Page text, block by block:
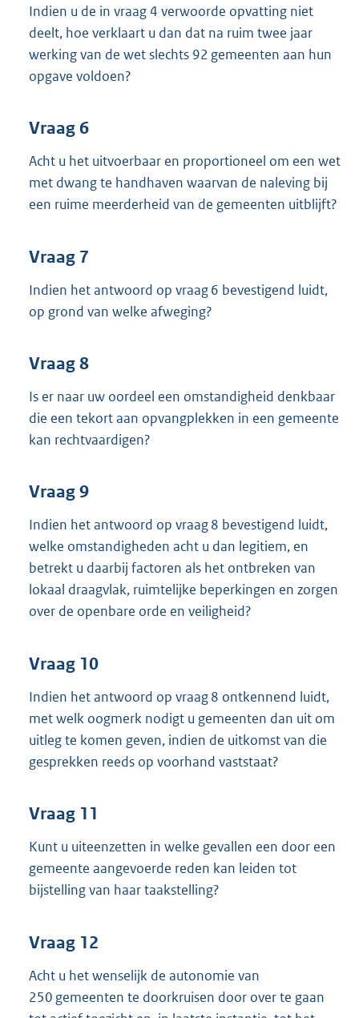
Indien u de in vraag 4 verwoorde opvatting niet
deelt, hoe verklaart u dan dat na ruim twee jaar
werking van de wet slechts 92 gemeenten aan hun
opgave voldoen?
Vraag 6
Acht u het uitvoerbaar en proportioneel om een wet
met dwang te handhaven waarvan de naleving bij
een ruime meerderheid van de gemeenten uitblijft?
Vraag 7
Indien het antwoord op vraag 6 bevestigend luidt,
op grond van welke afweging?
Vraag 8
Is er naar uw oordeel een omstandigheid denkbaar
die een tekort aan opvangplekken in een gemeente
kan rechtvaardigen?
Vraag 9
Indien het antwoord op vraag 8 bevestigend luidt,
welke omstandigheden acht u dan legitiem, en
betrekt u daarbij factoren als het ontbreken van
lokaal draagvlak, ruimtelijke beperkingen en zorgen
over de openbare orde en veiligheid?
Vraag 10
Indien het antwoord op vraag 8 ontkennend luidt,
met welk oogmerk nodigt u gemeenten dan uit om
uitleg te komen geven, indien de uitkomst van die
gesprekken reeds op voorhand vaststaat?
Vraag 11
Kunt u uiteenzetten in welke gevallen een door een
gemeente aangevoerde reden kan leiden tot
bijstelling van haar taakstelling?
Vraag 12
Acht u het wenselijk de autonomie van
250 gemeenten te doorkruisen door over te gaan